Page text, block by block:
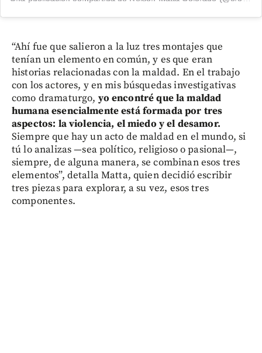
“Ahí fue que salieron a la luz tres montajes que
tenían un elemento en común, y es que eran
historias relacionadas con la maldad. En el trabajo
con los actores, y en mis búsquedas investigativas
como dramaturgo, yo encontré que la maldad
humana esencialmente está formada por tres
aspectos: la violencia, el miedo y el desamor.
Siempre que hay un acto de maldad en el mundo, si
tú lo analizas —sea político, religioso o pasional—,
siempre, de alguna manera, se combinan esos tres
elementos”, detalla Matta, quien decidió escribir
tres piezas para explorar, a su vez, esos tres
componentes.